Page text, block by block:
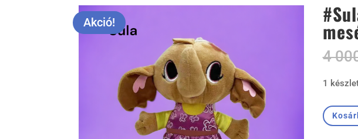
Akció!
4
1
#Sula
Puha